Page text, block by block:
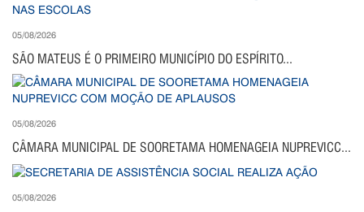
05/08/2026
SÃO MATEUS É O PRIMEIRO MUNICÍPIO DO ESPÍRITO...
05/08/2026
CÂMARA MUNICIPAL DE SOORETAMA HOMENAGEIA NUPREVICC...
05/08/2026